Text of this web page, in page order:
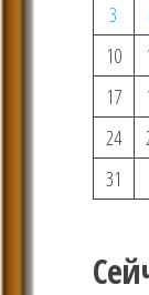
3
10
17
24
31